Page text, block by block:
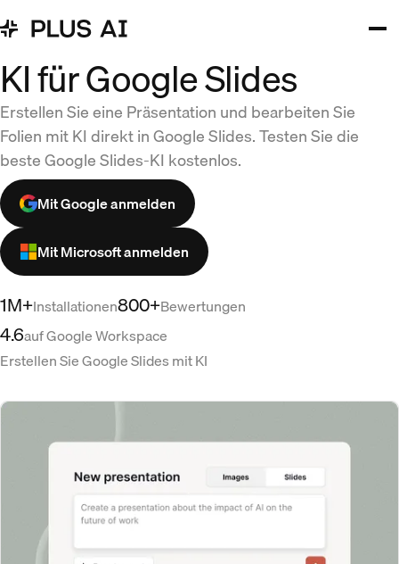
KI für Google Slides
Erstellen Sie eine Präsentation und bearbeiten Sie
Folien mit KI direkt in Google Slides. Testen Sie die
beste Google Slides-KI kostenlos.
Mit Google anmelden
Mit Microsoft anmelden
1M+Installationen800+Bewertungen
4.6auf Google Workspace
Erstellen Sie Google Slides mit KI